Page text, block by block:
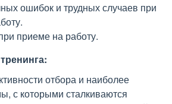
ошибок и трудных случаев при
приеме на работу.
отбора и наиболее
с которыми сталкиваются